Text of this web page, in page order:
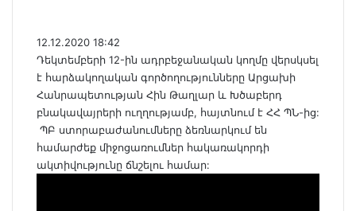
12.12.2020 18:42
Դեկտեմբերի 12-ին ադրբեջանական կողմը վերսկսել
է հարձակողական գործողությունները Արցախի
Հանրապետության Հին Թաղլար և Խծաբերդ
բնակավայրերի ուղղությամբ, հայտնում է ՀՀ ՊՆ-ից:
ՊԲ ստորաբաժանումները ձեռնարկում են
համարժեք միջոցառումներ հակառակորդի
ակտիվությունը ճնշելու համար: